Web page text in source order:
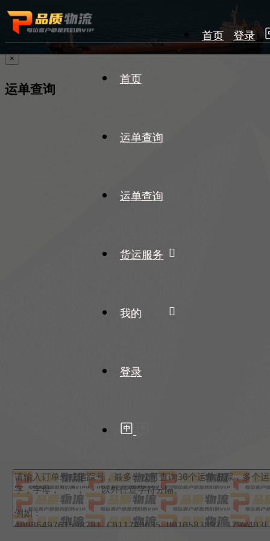
首页 登录
首页
运单查询
运单查询
货运服务
我的
登录
×
运单查询